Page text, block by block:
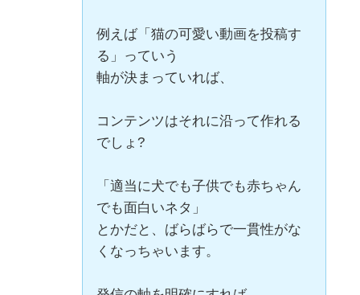
例えば「猫の可愛い動画を投稿す
る」っていう
軸が決まっていれば、
コンテンツはそれに沿って作れる
でしょ?
「適当に犬でも子供でも赤ちゃん
でも面白いネタ」
とかだと、ばらばらで一貫性がな
くなっちゃいます。